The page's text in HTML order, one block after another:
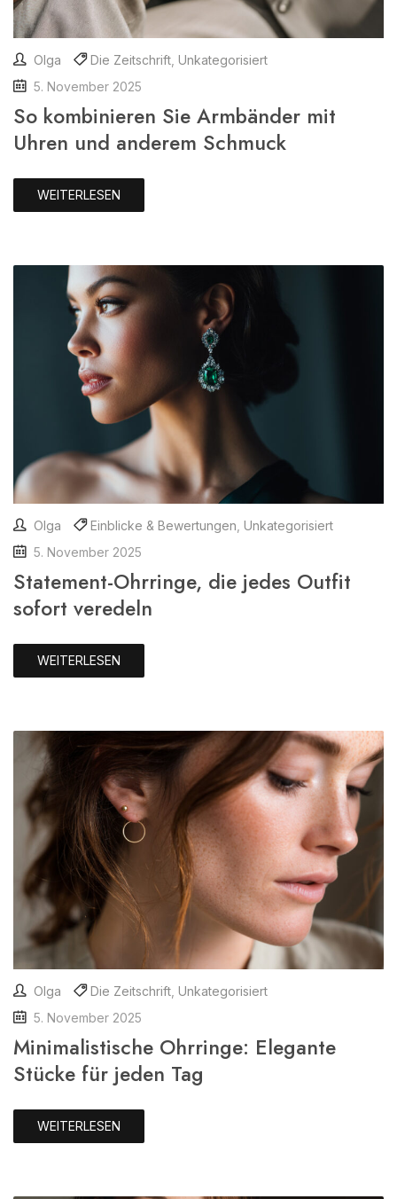
Olga Die Zeitschrift, Unkategorisiert
5. November 2025
So kombinieren Sie Armbänder mit
Uhren und anderem Schmuck
WEITERLESEN
Olga Einblicke & Bewertungen Unkategorisiert
5. November 2025
Statement-Ohrringe, die jedes Outfit
sofort veredeln
WEITERLESEN
Olga Die Zeitschrift Unkategorisiert
5. November 2025
Minimalistische Ohrringe: Elegante
Stücke für jeden Tag
WEITERLESEN